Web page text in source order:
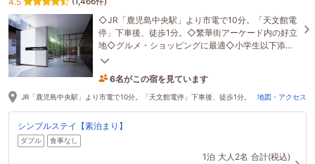
◇JR「鹿児島中央駅」より市電で10分。「天文館電
停」下車後、徒歩1分。◇繁華街アーケード内の好立
地◇グルメ・ショッピングに最適◇小学生以下添い
寝無料◇お子様大歓迎◇全館Wi-fi無料！
6名がこの宿を見ています
JR「鹿児島中央駅」より市電で10分。「天文館電停」下車後、徒歩1分。 地図・アクセス
シンプルステイ【素泊まり】
ダブル 食事なし
1泊 大人2名 合計(税込)